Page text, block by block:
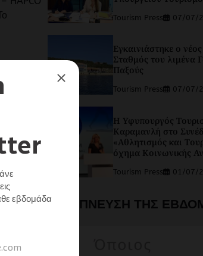
Μοιραστείτε
Tourism Press 07/07/
Εγκαινιάστηκε ο
Σταθμός του λιμένα
Παξούς
Tourism Press 07/07/
Η Υφυπουργός
Καραμανλή στο
«Αθλητισμός και
όχημα Κοινωνικής
Tourism Press 01/07/
Η ΕΜΠΝΕΥΣΗ ΤΗΣ